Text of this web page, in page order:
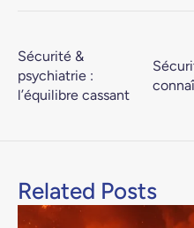
Sécurité &
psychiatrie :
l’équilibre cassant
Related Posts